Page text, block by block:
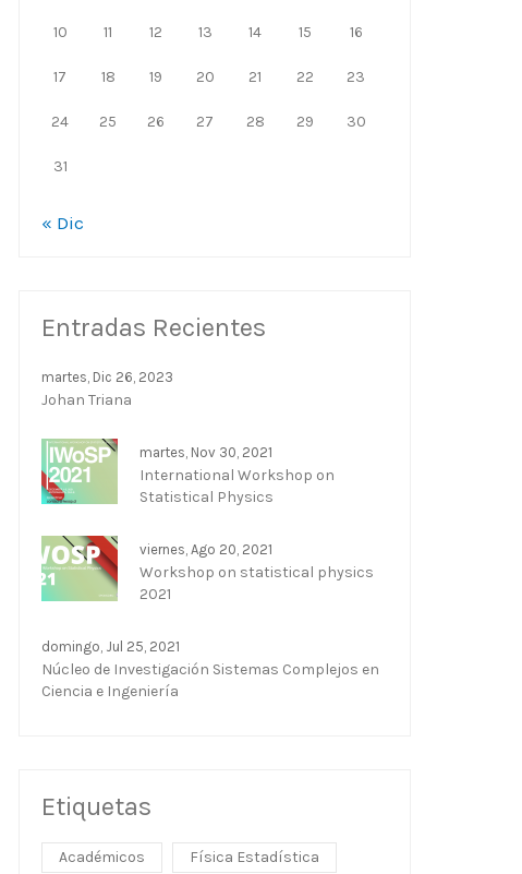
10 11 12 13 14 15 16
17 18 19 20 21 22 23
24 25 26 27 28 29 30
31
« Dic
Entradas Recientes
martes, Dic 26, 2023
Johan Triana
martes, Nov 30, 2021
International Workshop on
Statistical Physics
viernes, Ago 20, 2021
Workshop on statistical physics
2021
domingo, Jul 25, 2021
Núcleo de Investigación Sistemas Complejos en
Ciencia e Ingeniería
Etiquetas
Académicos
Física Estadística